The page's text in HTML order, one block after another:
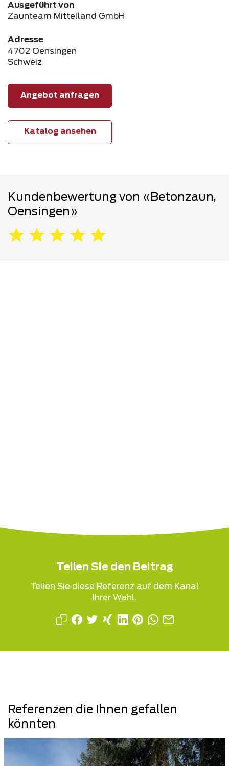
Ausgeführt von
Zaunteam Mittelland GmbH
Adresse
4702 Oensingen
Schweiz
Angebot anfragen
Katalog ansehen
Kundenbewertung von «Betonzaun,
Oensingen»
Teilen Sie den Beitrag
Teilen Sie diese Referenz auf dem Kanal
Ihrer Wahl.
Referenzen die Ihnen gefallen
könnten